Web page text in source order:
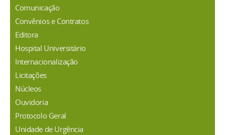
Comunicação
Convênios e Contratos
Editora
Hospital Universitário
Internacionalização
Licitações
Núcleos
Ouvidoria
Protocolo Geral
Unidade de Urgência